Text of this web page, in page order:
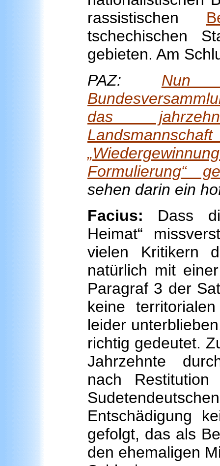
rassistischen
tschechischen
gebieten. Am
PAZ: Nun
das
Formulierung“
sehen darin ein
Facius: Dass
Heimat“
vielen Kritikern
natürlich mit
Paragraf 3 der
keine
leider
richtig gedeutet.
Jahrzehnte
nach
Entschädigung
gefolgt, das als
den ehemaligen